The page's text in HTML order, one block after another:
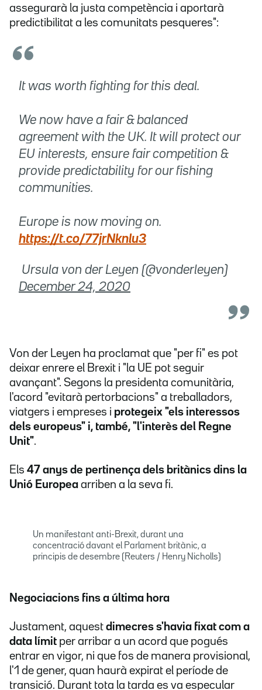
assegurarà la justa competència i aportarà
predictibilitat a les comunitats pesqueres":
It was worth fighting for this deal.
We now have a fair & balanced
agreement with the UK. It will protect our
EU interests, ensure fair competition &
provide predictability for our fishing
communities.
Europe is now moving on.
https://t.co/77jrNknlu3
 Ursula von der Leyen (@vonderleyen)
December 24, 2020
Von der Leyen ha proclamat que "per fi" es pot
deixar enrere el Brexit i "la UE pot seguir
avançant". Segons la presidenta comunitària,
l'acord "evitarà pertorbacions" a treballadors,
viatgers i empreses i protegeix "els interessos
dels europeus" i, també, "l'interès del Regne
Unit".
Els 47 anys de pertinença dels britànics dins la
Unió Europea arriben a la seva fi.
Un manifestant anti-Brexit, durant una
concentració davant el Parlament britànic, a
principis de desembre (Reuters / Henry Nicholls)
Negociacions fins a última hora
Justament, aquest dimecres s'havia fixat com a
data límit per arribar a un acord que pogués
entrar en vigor, ni que fos de manera provisional,
l'1 de gener, quan haurà expirat el període de
transició. Durant tota la tarda es va especular